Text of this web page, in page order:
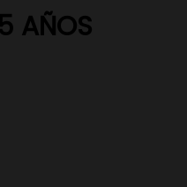
AÑOS